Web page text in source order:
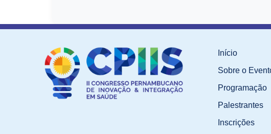
Início
Sobre o
Programação
Palestrantes
Inscrições